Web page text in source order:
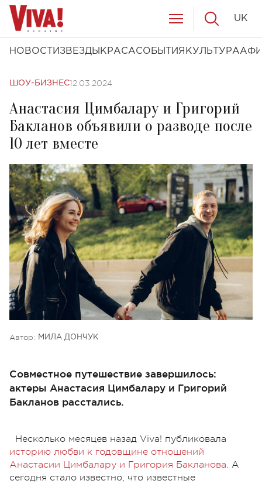
НОВОСТИ ЗВЕЗДЫ КРАСАСОБЫТИЯ КУЛЬТУРА
UK
ШОУ-БИЗНЕС12.03.2024
Анастасия Цимбалару и Григорий
Бакланов объявили о разводе после
10 лет вместе
Автор: МИЛА ДОНЧУК
Совместное путешествие завершилось:
актеры Анастасия Цимбалару и Григорий
Бакланов расстались.
Несколько месяцев назад Viva! публиковала
историю любви к годовщине отношений
Анастасии Цимбалару и Григория Бакланова. А
сегодня стало известно, что известные